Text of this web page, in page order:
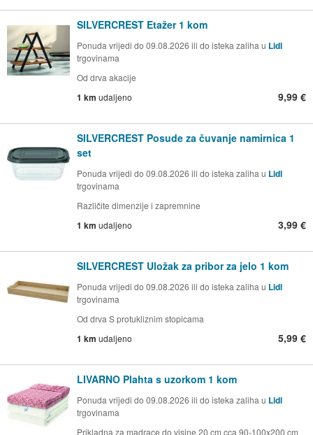
SILVERCREST Etažer 1 kom
Ponuda vrijedi do 09.08.2026 ili do isteka zaliha u Lidl
trgovinama
Od drva akacije
1 km udaljeno 9,99 €
SILVERCREST Posude za čuvanje namirnica 1
set
Ponuda vrijedi do 09.08.2026 ili do isteka zaliha u Lidl
trgovinama
Različite dimenzije i zapremnine
1 km udaljeno 3,99 €
SILVERCREST Uložak za pribor za jelo 1 kom
Ponuda vrijedi do 09.08.2026 ili do isteka zaliha u Lidl
trgovinama
Od drva S protukliznim stopicama
1 km udaljeno 5,99 €
LIVARNO Plahta s uzorkom 1 kom
Ponuda vrijedi do 09.08.2026 ili do isteka zaliha u Lidl
trgovinama
Prikladna za madrace do visine 20 cm cca 90-100x200 cm